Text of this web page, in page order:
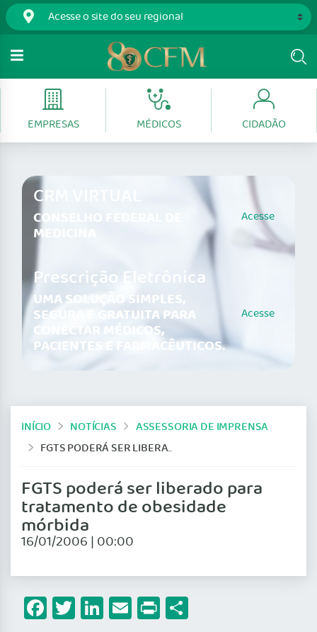
EMPRESAS MÉDICOS CIDADÃO
CRM VIRTUAL
CONSELHO FEDERAL DE
MEDICINA
Acesse
Prescrição Eletrônica
UMA SOLUÇÃO SIMPLES,
SEGURA E GRATUITA PARA
CONECTAR MÉDICOS,
PACIENTES E FARMACÊUTICOS.
Acesse
INÍCIO NOTÍCIAS
ASSESSORIA DE IMPRENSA
FGTS PODERÁ SER LIBERADO PARA TRATAMENTO DE OBESIDADE MÓRBIDA
FGTS poderá ser liberado para
tratamento de obesidade
mórbida
16/01/2006 | 00:00
Facebook
Twitter
LinkedIn
Email
Print